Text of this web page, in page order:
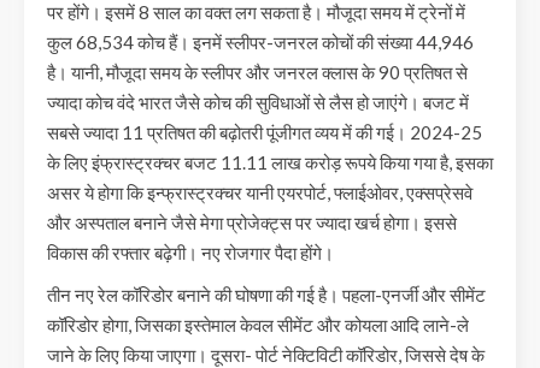
पर होंगे। इसमें 8 साल का वक्त लग सकता है। मौजूदा समय में ट्रेनों में
कुल 68,534 कोच हैं। इनमें स्लीपर-जनरल कोचों की संख्या 44,946
है। यानी, मौजूदा समय के स्लीपर और जनरल क्लास के 90 प्रतिषत से
ज्यादा कोच वंदे भारत जैसे कोच की सुविधाओं से लैस हो जाएंगे। बजट में
सबसे ज्यादा 11 प्रतिषत की बढ़ोतरी पूंजीगत व्यय में की गई। 2024-25
के लिए इंफ्रास्ट्रक्चर बजट 11.11 लाख करोड़ रूपये किया गया है, इसका
असर ये होगा कि इन्फ्रास्ट्रक्चर यानी एयरपोर्ट, फ्लाईओवर, एक्सप्रेसवे
और अस्पताल बनाने जैसे मेगा प्रोजेक्ट्स पर ज्यादा खर्च होगा। इससे
विकास की रफ्तार बढ़ेगी। नए रोजगार पैदा होंगे।
तीन नए रेल कॉरिडोर बनाने की घोषणा की गई है। पहला-एनर्जी और सीमेंट
कॉरिडोर होगा, जिसका इस्तेमाल केवल सीमेंट और कोयला आदि लाने-ले
जाने के लिए किया जाएगा। दूसरा- पोर्ट नेक्टिविटी कॉरिडोर, जिससे देष के